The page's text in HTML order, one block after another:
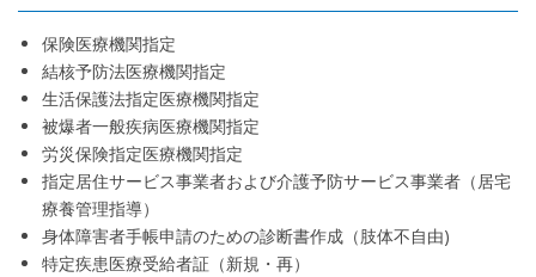
保険医療機関指定
結核予防法医療機関指定
生活保護法指定医療機関指定
被爆者一般疾病医療機関指定
労災保険指定医療機関指定
指定居住サービス事業者および介護予防サービス事業者（居宅
療養管理指導）
身体障害者手帳申請のための診断書作成（肢体不自由)
特定疾患医療受給者証（新規・再）